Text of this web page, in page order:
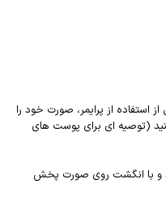
از پرایمر، صورت خود را
(توصیه ای برای پوست های
و با انگشت روی صورت پخش